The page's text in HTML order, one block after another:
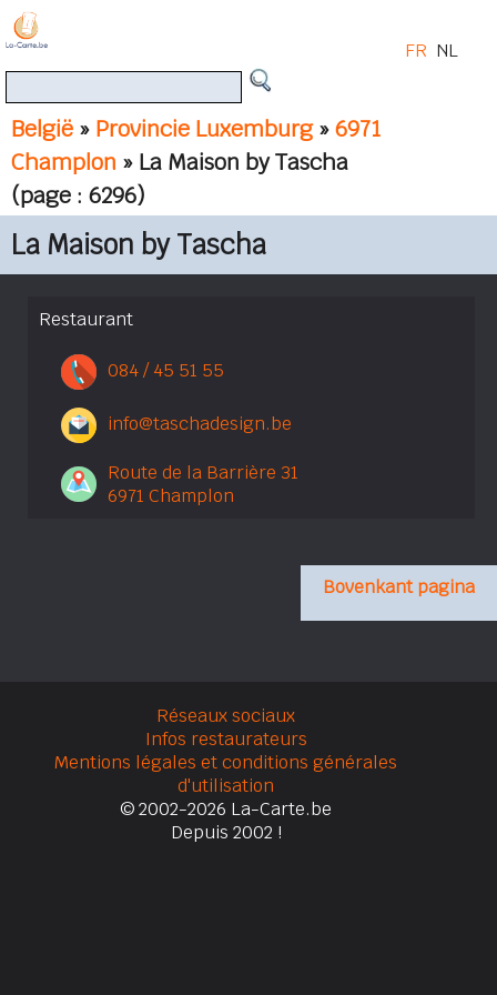
België » Provincie Luxemburg»6971
Champlon » La Maison by Tascha
(page : 6296)
FR NL
La Maison by Tascha
Restaurant
084 / 45 51 55
info@taschadesign.be
Route de la Barrière 31
6971 Champlon
Bovenkant pagina
Réseaux sociaux
Infos restaurateurs
Mentions légales et conditions générales
d'utilisation
© 2002-2026 La-Carte.be
Depuis 2002 !